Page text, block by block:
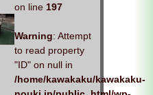
on line 197
Warning: Attempt
to read property
"ID" on null in
/home/kawakaku/kawakaku-